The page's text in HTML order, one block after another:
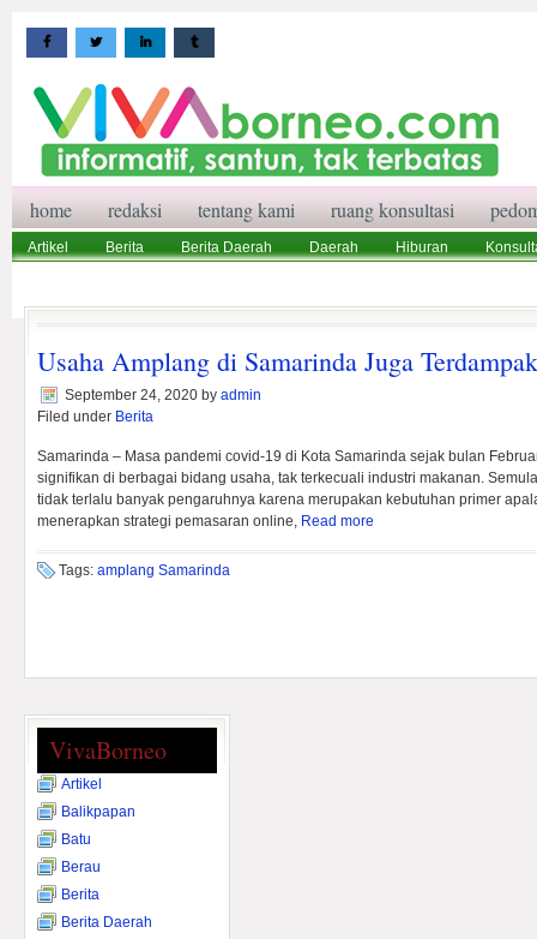
home redaksi tentang kami ruang konsultasi
Artikel Berita Berita Daerah Daerah Hiburan
Usaha Amplang di Samarinda Juga
September 24, 2020 by admin
Filed under Berita
Samarinda – Masa pandemi covid-19 di Kota Samarinda sejak bulan
signifikan di berbagai bidang usaha, tak terkecuali industri makanan.
tidak terlalu banyak pengaruhnya karena merupakan kebutuhan primer
menerapkan strategi pemasaran online, Read more
Tags: amplang Samarinda
VivaBorneo
Artikel
Balikpapan
Batu
Berau
Berita
Berita Daerah